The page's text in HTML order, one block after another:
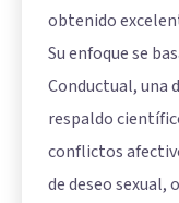
obtenido
Su enfoque se
Conductual, una
respaldo
conflictos
de deseo sexual,